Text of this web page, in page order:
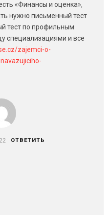
«Финансы и оценка»,
нужно письменный тест
тест по профильным
специализациями и все
zajemci-o-
ОТВЕТИТЬ